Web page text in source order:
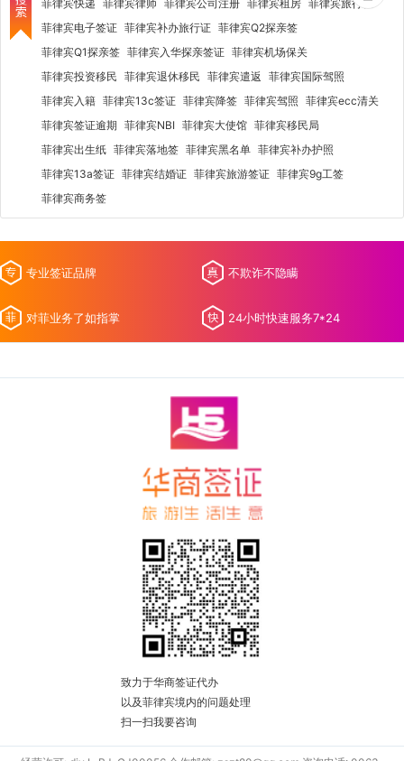
菲律宾快递 菲律宾律师 菲律宾公司注册 菲律宾租房 菲律宾旅行社
菲律宾电子签证 菲律宾补办旅行证 菲律宾Q2探亲签
菲律宾Q1探亲签 菲律宾入华探亲签证 菲律宾机场保关
菲律宾投资移民 菲律宾退休移民 菲律宾遣返 菲律宾国际驾照
菲律宾入籍 菲律宾13c签证 菲律宾降签 菲律宾驾照 菲律宾ecc清关
菲律宾签证逾期 菲律宾NBI 菲律宾大使馆 菲律宾移民局
菲律宾出生纸 菲律宾落地签 菲律宾黑名单 菲律宾补办护照
菲律宾13a签证 菲律宾结婚证 菲律宾旅游签证 菲律宾9g工签
菲律宾商务签
专业签证品牌 不欺诈不隐瞒
对菲业务了如指掌 24小时快速服务7*24
致力于华商签证代办
以及菲律宾境内的问题处理
扫一扫我要咨询